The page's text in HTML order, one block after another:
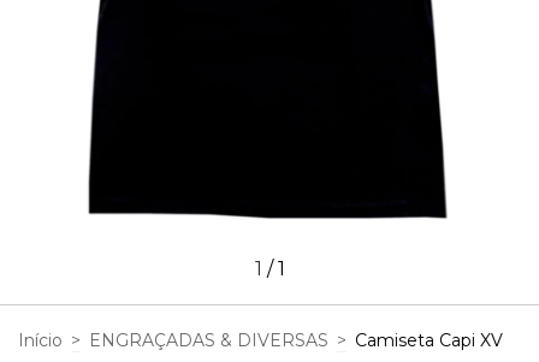
1 /1
Início > ENGRAÇADAS & DIVERSAS > Camiseta Capi XV